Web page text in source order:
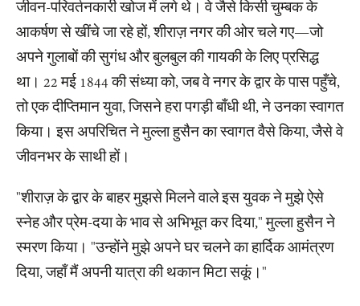
जीवन-परिवर्तनकारी खोज में लगे थे। वे जैसे किसी चुम्बक के
आकर्षण से खींचे जा रहे हों, शीराज़ नगर की ओर चले गए—जो
अपने गुलाबों की सुगंध और बुलबुल की गायकी के लिए प्रसिद्ध
था। 22 मई 1844 की संध्या को, जब वे नगर के द्वार के पास पहुँचे,
तो एक दीप्तिमान युवा, जिसने हरा पगड़ी बाँधी थी, ने उनका स्वागत
किया। इस अपरिचित ने मुल्ला हुसैन का स्वागत वैसे किया, जैसे वे
जीवनभर के साथी हों।
"शीराज़ के द्वार के बाहर मुझसे मिलने वाले इस युवक ने मुझे ऐसे
स्नेह और प्रेम-दया के भाव से अभिभूत कर दिया," मुल्ला हुसैन ने
स्मरण किया। "उन्होंने मुझे अपने घर चलने का हार्दिक आमंत्रण
दिया, जहाँ मैं अपनी यात्रा की थकान मिटा सकूं।"